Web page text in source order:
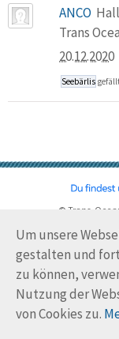
Um unsere
gestalten und
zu können,
Nutzung der
von Cookies zu.
ANCO
Trans
20.12.2020
Seebärlis
© Trans-